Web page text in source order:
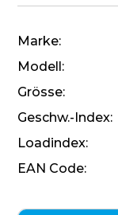
Marke
Modell
Grösse
Geschw.-Index
Loadindex
EAN Code